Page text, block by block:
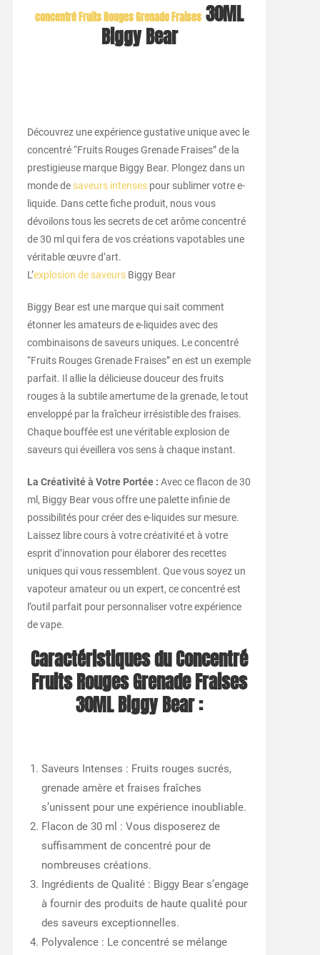
concentré Fruits Rouges Grenade Fraises 30ML
Biggy Bear
Découvrez une expérience gustative unique avec le
concentré “Fruits Rouges Grenade Fraises” de la
prestigieuse marque Biggy Bear. Plongez dans un
monde de saveurs intensespour sublimer votre e-
liquide. Dans cette fiche produit, nous vous
dévoilons tous les secrets de cet arôme concentré
de 30 ml qui fera de vos créations vapotables une
véritable œuvre d’art.
L’explosion de saveursBiggy Bear
Biggy Bear est une marque qui sait comment
étonner les amateurs de e-liquides avec des
combinaisons de saveurs uniques. Le concentré
“Fruits Rouges Grenade Fraises” en est un exemple
parfait. Il allie la délicieuse douceur des fruits
rouges à la subtile amertume de la grenade, le tout
enveloppé par la fraîcheur irrésistible des fraises.
Chaque bouffée est une véritable explosion de
saveurs qui éveillera vos sens à chaque instant.
La Créativité à Votre Portée : Avec ce flacon de 30
ml, Biggy Bear vous offre une palette infinie de
possibilités pour créer des e-liquides sur mesure.
Laissez libre cours à votre créativité et à votre
esprit d’innovation pour élaborer des recettes
uniques qui vous ressemblent. Que vous soyez un
vapoteur amateur ou un expert, ce concentré est
l’outil parfait pour personnaliser votre expérience
de vape.
Caractéristiques du Concentré
Fruits Rouges Grenade Fraises
30ML Biggy Bear :
Saveurs Intenses : Fruits rouges sucrés,
grenade amère et fraises fraîches
s’unissent pour une expérience inoubliable.
Flacon de 30 ml : Vous disposerez de
suffisamment de concentré pour de
nombreuses créations.
Ingrédients de Qualité : Biggy Bear s’engage
à fournir des produits de haute qualité pour
des saveurs exceptionnelles.
Polyvalence : Le concentré se mélange